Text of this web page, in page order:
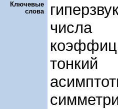
Ключевые
слова
числа